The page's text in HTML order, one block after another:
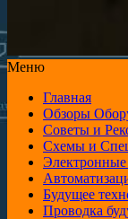
Меню
Главная
Обзоры
Советы и
Схемы и
Будущее
Проводка